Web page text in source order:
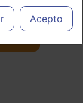
y decidir, en
a lasAcepto
del